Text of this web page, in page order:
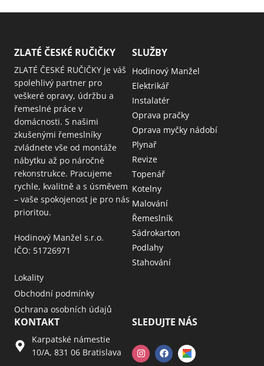
ZLATÉ ČESKÉ RUČIČKY
ZLATÉ ČESKÉ RUČIČKY je váš
spolehlivý partner pro
veškeré opravy, údržbu a
řemeslné práce v
domácnosti. S našimi
zkušenými řemeslníky
zvládnete vše od montáže
nábytku až po náročné
rekonstrukce. Pracujeme
rychle, kvalitně a s úsměvem
– vaše spokojenost je pro nás
prioritou.
Hodinový Manžel s.r.o.
IČO: 51726971
Lokality
Obchodní podmínky
Ochrana osobních údajů
SLUŽBY
Hodinový Manžel
Elektrikář
Instalatér
Oprava pračky
Oprava myčky nádobí
Plynař
Revize
Topenář
Kotelny
Malování
Řemeslník
Sádrokarton
Podlahy
Stahování
KONTAKT
Karpatské námestie
10/A, 831 06 Bratislava
SLEDUJTE NÁS